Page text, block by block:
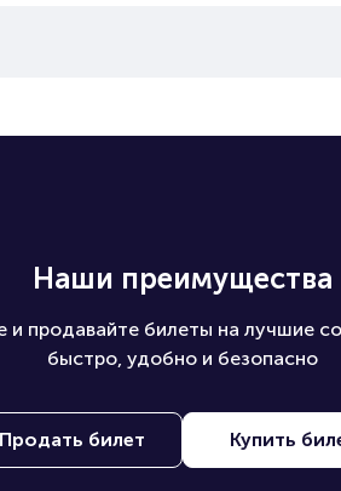
Наши преимущества
и продавайте билеты на лучшие
быстро, удобно и безопасно
Продать билет Купить